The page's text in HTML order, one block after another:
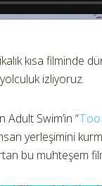
kısa filminde
izliyoruz.
Swim’in “
yerleşimini
bu muhteşem